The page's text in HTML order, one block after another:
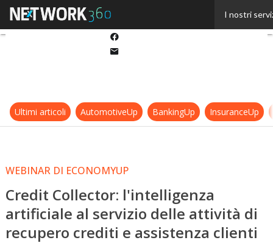
I nostri
Ultimi articoli AutomotiveUp BankingUp InsuranceUp
WEBINAR DI ECONOMYUP
Credit Collector: l'intelligenza
artificiale al servizio delle attività di
recupero crediti e assistenza clienti